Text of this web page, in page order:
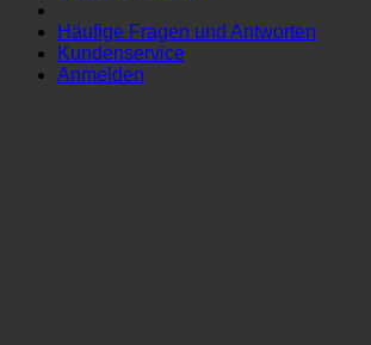
Häufige Fragen und Antworten
Kundenservice
Anmelden